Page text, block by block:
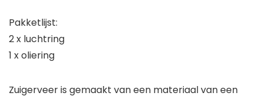
Pakketlijst:
2 x luchtring
1 x oliering
Zuigerveer is gemaakt van een materiaal van een